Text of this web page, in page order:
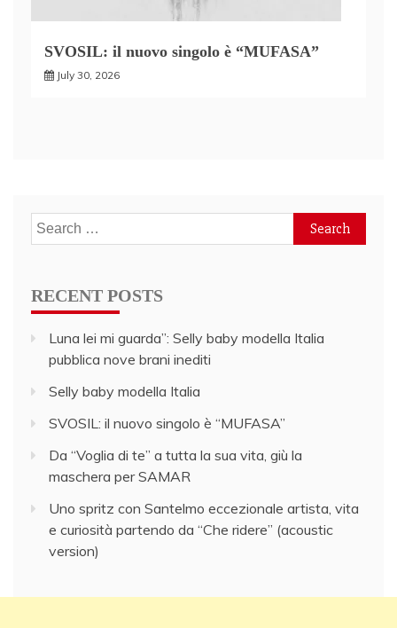
SVOSIL: il nuovo singolo è “MUFASA”
July 30, 2026
Search
for:
RECENT POSTS
Luna lei mi guarda”: Selly baby modella Italia
pubblica nove brani inediti
Selly baby modella Italia
SVOSIL: il nuovo singolo è “MUFASA”
Da “Voglia di te” a tutta la sua vita, giù la
maschera per SAMAR
Uno spritz con Santelmo eccezionale artista, vita
e curiosità partendo da “Che ridere” (acoustic
version)